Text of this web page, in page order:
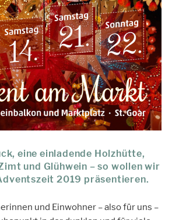
eine einladende Holzhütte,
und Glühwein – so wollen wir
2019 präsentieren.
und Einwohner – also für uns –